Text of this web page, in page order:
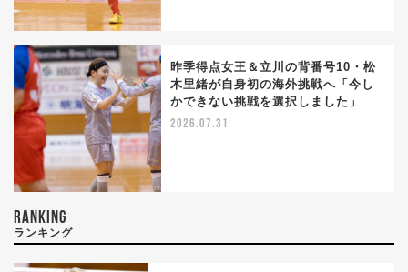
昨季得点女王＆立川の背番号10・松
木里緒が自身初の海外挑戦へ「今し
かできない挑戦を選択しました」
2026.07.31
RANKING
ランキング